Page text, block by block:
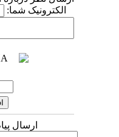
الکترونیک شما:
ارسال